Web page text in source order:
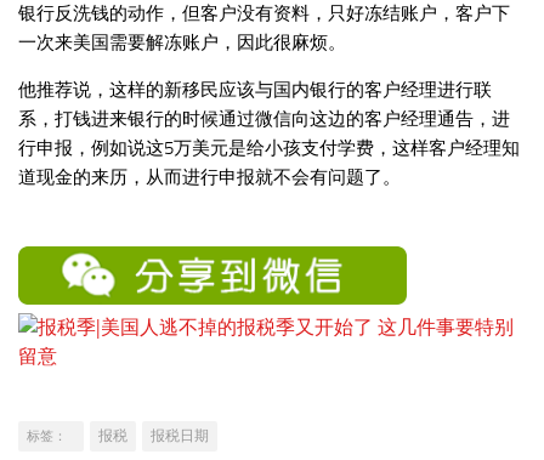
银行反洗钱的动作，但客户没有资料，只好冻结账户，客户下
一次来美国需要解冻账户，因此很麻烦。
他推荐说，这样的新移民应该与国内银行的客户经理进行联
系，打钱进来银行的时候通过微信向这边的客户经理通告，进
行申报，例如说这5万美元是给小孩支付学费，这样客户经理知
道现金的来历，从而进行申报就不会有问题了。
标签： 报税 报税日期